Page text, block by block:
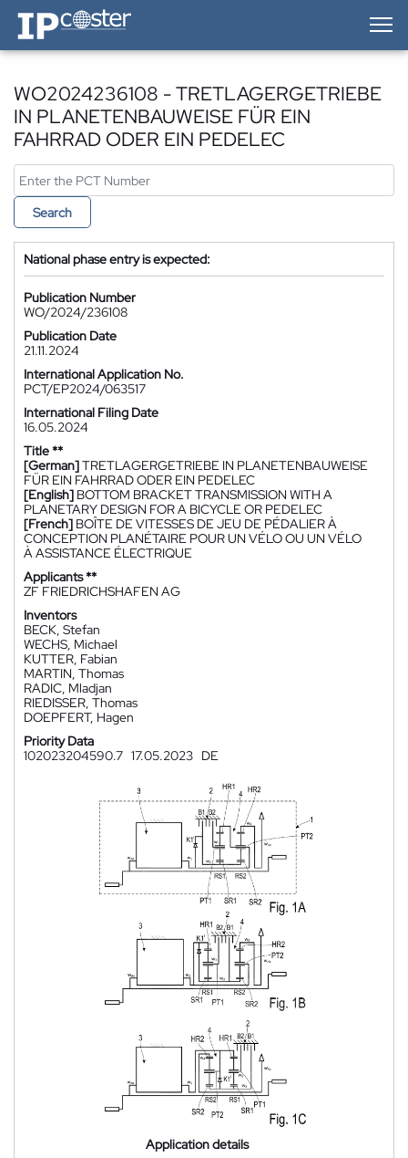
IP-Coster — Home
WO2024236108 - TRETLAGERGETRIEBE
IN PLANETENBAUWEISE FÜR EIN
FAHRRAD ODER EIN PEDELEC
Search
National phase entry is expected:
Publication Number
WO/2024/236108
Publication Date
21.11.2024
International Application No.
PCT/EP2024/063517
International Filing Date
16.05.2024
Title **
[German]TRETLAGERGETRIEBE IN PLANETENBAUWEISE
FÜR EIN FAHRRAD ODER EIN PEDELEC
[English] BOTTOM BRACKET TRANSMISSION WITH A
PLANETARY DESIGN FOR A BICYCLE OR PEDELEC
[French] BOÎTE DE VITESSES DE JEU DE PÉDALIER À
CONCEPTION PLANÉTAIRE POUR UN VÉLO OU UN VÉLO
À ASSISTANCE ÉLECTRIQUE
Applicants **
ZF FRIEDRICHSHAFEN AG
Inventors
BECK, Stefan
WECHS, Michael
KUTTER, Fabian
MARTIN, Thomas
RADIC, Mladjan
RIEDISSER, Thomas
DOEPFERT, Hagen
Priority Data
102023204590.7 17.05.2023 DE
Application details